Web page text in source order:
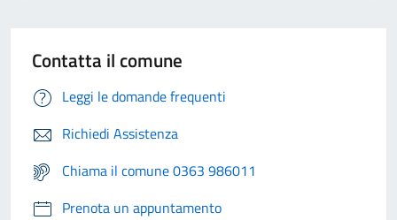
Contatta il comune
Leggi le domande frequenti
Richiedi Assistenza
Chiama il comune 0363 986011
Prenota un appuntamento